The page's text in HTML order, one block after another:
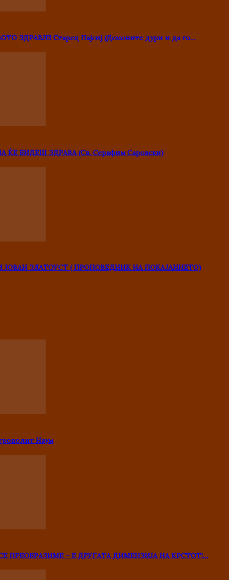
ЗДРАВЈЕ! Старец Пајсиј (Демоните дури и да го…
ЌЕ БИДЕШ ЗДРАВА (Св. Серафим Саровски)
ЈОВАН ЗЛАТОУСТ ( ПРОПОВЕДНИК НА ПОКАЈАНИЕТО)
Наум
ПРЕОБРАЗИМЕ – Е ДРУГАТА ДИМЕНЗИЈА НА КРСТОТ!…